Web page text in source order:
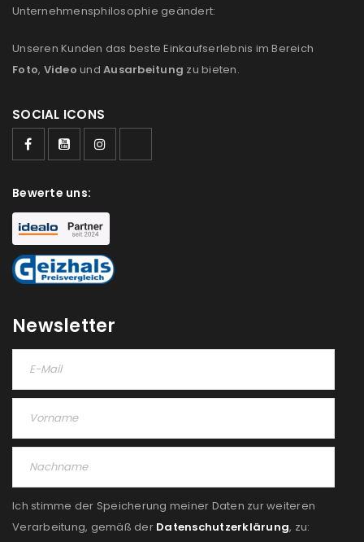
Unternehmensphilosophie geändert:
Unseren Kunden das beste Einkaufserlebnis im Bereich
Foto, Video und Ausarbeitung zu bieten.
SOCIAL ICONS
Bewerte uns:
Newsletter
Ich stimme der Speicherung meiner Daten zur weiteren
Verarbeitung, gemäß der Datenschutzerklärung, zu: